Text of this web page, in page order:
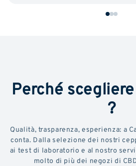
Perché
?
Qualità, trasparenza, esperienza: a
conta. Dalla selezione dei nostri
ai test di laboratorio e al nostro
molto di più dei negozi di